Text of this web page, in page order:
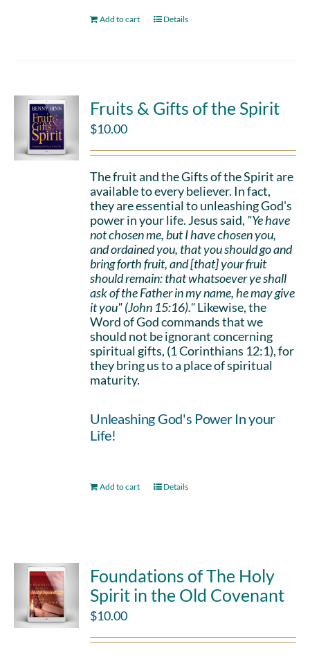
Add to cart Details
Fruits & Gifts of the Spirit
$10.00
The fruit and the Gifts of the Spirit are
available to every believer. In fact,
they are essential to unleashing God's
power in your life. Jesus said, "Ye have
not chosen me, but I have chosen you,
and ordained you, that you should go and
bring forth fruit, and [that] your fruit
should remain: that whatsoever ye shall
ask of the Father in my name, he may give
it you" (John 15:16)."Likewise, the
Word of God commands that we
should not be ignorant concerning
spiritual gifts, (1 Corinthians 12:1), for
they bring us to a place of spiritual
maturity.
Unleashing God's Power In your
Life!
Add to cart Details
Foundations of The Holy
Spirit in the Old Covenant
$10.00